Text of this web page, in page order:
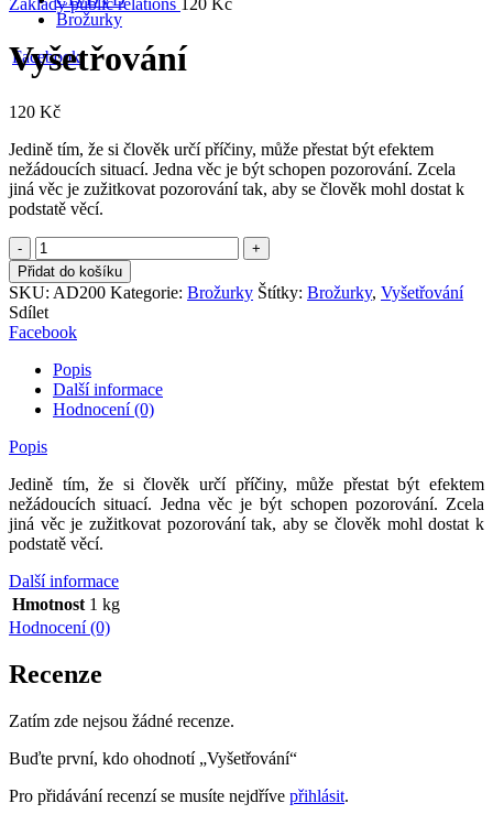
Brožurky
Facebook
Základy public relations 120 Kč
Vyšetřování
120 Kč
Jedině tím, že si člověk určí příčiny, může přestat být efektem
nežádoucích situací. Jedna věc je být schopen pozorování. Zcela
jiná věc je zužitkovat pozorování tak, aby se člověk mohl dostat k
podstatě věcí.
Množství
Přidat do košíku
SKU: AD200 Kategorie: Brožurky Štítky: Brožurky, Vyšetřování
Sdílet
Facebook
Popis
Další informace
Hodnocení (0)
Popis
Jedině tím, že si člověk určí příčiny, může přestat být efektem
nežádoucích situací. Jedna věc je být schopen pozorování. Zcela
jiná věc je zužitkovat pozorování tak, aby se člověk mohl dostat k
podstatě věcí.
Další informace
Hmotnost 1 kg
Hodnocení (0)
Recenze
Zatím zde nejsou žádné recenze.
Buďte první, kdo ohodnotí „Vyšetřování“
Pro přidávání recenzí se musíte nejdříve přihlásit.